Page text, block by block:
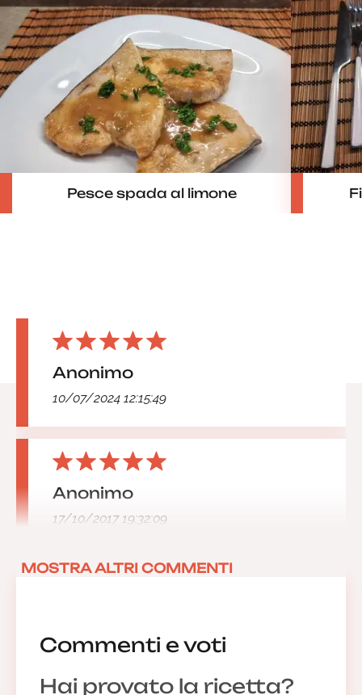
Pesce spada al limone
Commenti e voti
Hai provato la ricetta?
Anonimo
10/07/2024 12:15:49
Anonimo
17/10/2017 19:32:09
MOSTRA ALTRI COMMENTI